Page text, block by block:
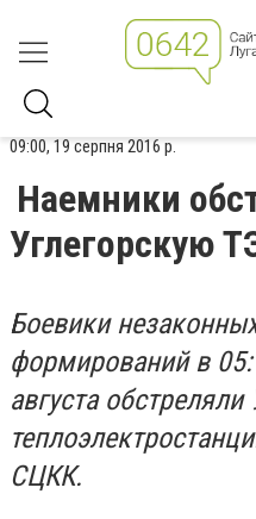
09:00, 19 серпня 2016 р.
Наемники
Углегорскую
Боевики
формирований в
августа
СЦКК.